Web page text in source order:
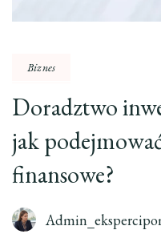
Biznes
Doradztwo
jak
finansowe?